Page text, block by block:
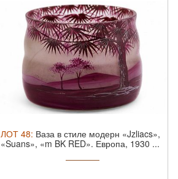
ЛОТ 48: Ваза в стиле модерн «Jzliacs»,
«Suans», «m BK RED». Европа, 1930 ...